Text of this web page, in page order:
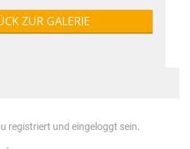
ZUR GALERIE
registriert und eingeloggt sein.